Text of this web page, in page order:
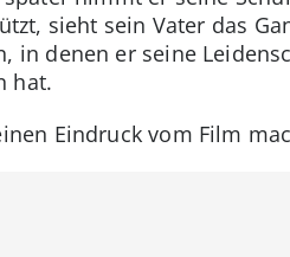
sieht sein Vater das
in denen er seine
hat.
Eindruck vom Film